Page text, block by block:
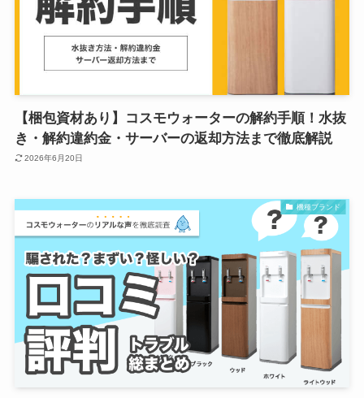
【梱包資材あり】コスモウォーターの解約手順！水抜
き・解約違約金・サーバーの返却方法まで徹底解説
2026年6月20日
機種ブランド